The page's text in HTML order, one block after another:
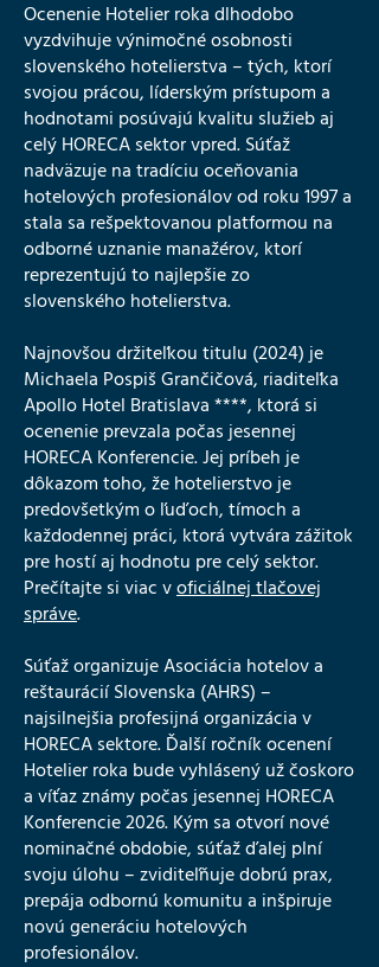
Ocenenie Hotelier roka dlhodobo
vyzdvihuje výnimočné osobnosti
slovenského hotelierstva – tých, ktorí
svojou prácou, líderským prístupom a
hodnotami posúvajú kvalitu služieb aj
celý HORECA sektor vpred. Súťaž
nadväzuje na tradíciu oceňovania
hotelových profesionálov od roku 1997 a
stala sa rešpektovanou platformou na
odborné uznanie manažérov, ktorí
reprezentujú to najlepšie zo
slovenského hotelierstva.
Najnovšou držiteľkou titulu (2024) je
Michaela Pospiš Grančičová, riaditeľka
Apollo Hotel Bratislava ****, ktorá si
ocenenie prevzala počas jesennej
HORECA Konferencie. Jej príbeh je
dôkazom toho, že hotelierstvo je
predovšetkým o ľuďoch, tímoch a
každodennej práci, ktorá vytvára zážitok
pre hostí aj hodnotu pre celý sektor.
Prečítajte si viac voficiálnej tlačovej
správe.
Súťaž organizuje Asociácia hotelov a
reštaurácií Slovenska (AHRS) –
najsilnejšia profesijná organizácia v
HORECA sektore. Ďalší ročník ocenení
Hotelier roka bude vyhlásený už čoskoro
a víťaz známy počas jesennej HORECA
Konferencie 2026. Kým sa otvorí nové
nominačné obdobie, súťaž ďalej plní
svoju úlohu – zviditeľňuje dobrú prax,
prepája odbornú komunitu a inšpiruje
novú generáciu hotelových
profesionálov.